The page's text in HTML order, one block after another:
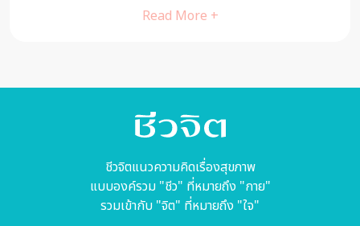
ชีวจิตแนวความคิดเรื่องสุขภาพ
แบบองค์รวม "ชีว" ที่หมายถึง "กาย"
รวมเข้ากับ "จิต" ที่หมายถึง "ใจ"